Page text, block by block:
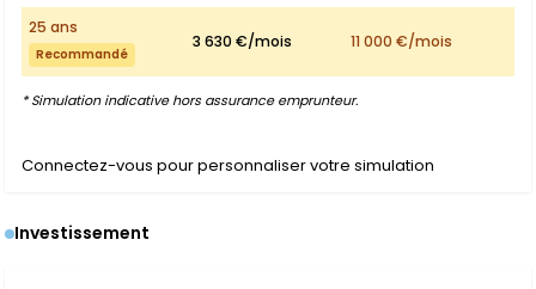
25 ans
Recommandé
3 630 €/mois 11 000 €/mois
* Simulation indicative hors assurance emprunteur.
Connectez-vous pour personnaliser votre simulation
Investissement